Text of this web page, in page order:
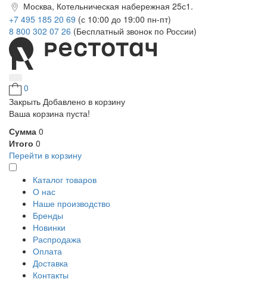
Москва, Котельническая набережная 25с1.
+7 495 185 20 69 (с 10:00 до 19:00 пн-пт)
8 800 302 07 26 (Бесплатный звонок по России)
0
Закрыть Добавлено в корзину
Ваша корзина пуста!
Сумма 0
Итого 0
Перейти в корзину
Каталог товаров
О нас
Наше производство
Бренды
Новинки
Распродажа
Оплата
Доставка
Контакты